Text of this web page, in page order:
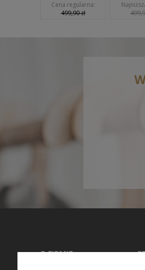
Cena regularna:
499,90 zł
O FIRMIE